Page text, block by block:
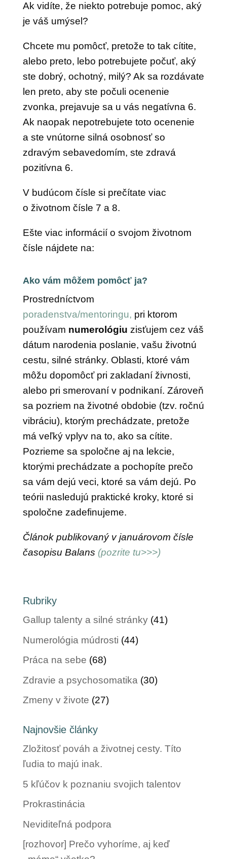
Ak vidíte, že niekto potrebuje pomoc, aký
je váš umýsel?
Chcete mu pomôcť, pretože to tak cítite,
alebo preto, lebo potrebujete počuť, aký
ste dobrý, ochotný, milý? Ak sa rozdávate
len preto, aby ste počuli ocenenie
zvonka, prejavuje sa u vás negatívna 6.
Ak naopak nepotrebujete toto ocenenie
a ste vnútorne silná osobnosť so
zdravým sebavedomím, ste zdravá
pozitívna 6.
V budúcom čísle si prečítate viac
o životnom čísle 7 a 8.
Ešte viac informácií o svojom životnom
čísle nájdete na:
Ako vám môžem pomôcť ja?
Prostredníctvom
poradenstva/mentoringu, pri ktorom
používam numerológiu zisťujem cez váš
dátum narodenia poslanie, vašu životnú
cestu, silné stránky. Oblasti, ktoré vám
môžu dopomôcť pri zakladaní živnosti,
alebo pri smerovaní v podnikaní. Zároveň
sa pozriem na životné obdobie (tzv. ročnú
vibráciu), ktorým prechádzate, pretože
má veľký vplyv na to, ako sa cítite.
Pozrieme sa spoločne aj na lekcie,
ktorými prechádzate a pochopíte prečo
sa vám dejú veci, ktoré sa vám dejú. Po
teórii nasledujú praktické kroky, ktoré si
spoločne zadefinujeme.
Článok publikovaný v januárovom čísle
časopisu Balans (pozrite tu>>>)
Rubriky
Gallup talenty a silné stránky(41)
Numerológia múdrosti (44)
Práca na sebe (68)
Zdravie a psychosomatika (30)
Zmeny v živote (27)
Najnovšie články
Zložitosť pováh a životnej cesty. Títo
ľudia to majú inak.
5 kľúčov k poznaniu svojich talentov
Prokrastinácia
Neviditeľná podpora
[rozhovor] Prečo vyhoríme, aj keď